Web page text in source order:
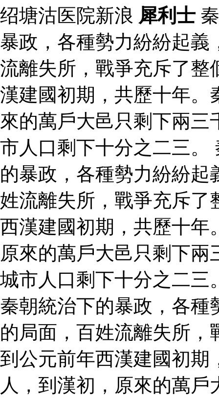
绍塘沽医院新浪 犀利士
暴政，各種勢力紛紛起義
流離失所，戰爭充斥了整
漢建國初期，共歷十年。
來的萬戶大邑只剩下兩
市人口剩下十分之二三。
的暴政，各種勢力紛紛
姓流離失所，戰爭充斥了
西漢建國初期，共歷十年
原來的萬戶大邑只剩下
城市人口剩下十分之二三
秦朝統治下的暴政，各種
的局面，百姓流離失所
到公元前年西漢建國初期
人，到漢初，原來的萬